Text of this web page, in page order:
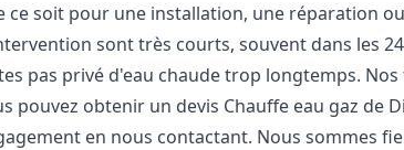
ce soit pour une installation, une réparation
sont très courts, souvent dans les
pas privé d'eau chaude trop longtemps.
pouvez obtenir un devis Chauffe eau gaz de
en nous contactant. Nous sommes